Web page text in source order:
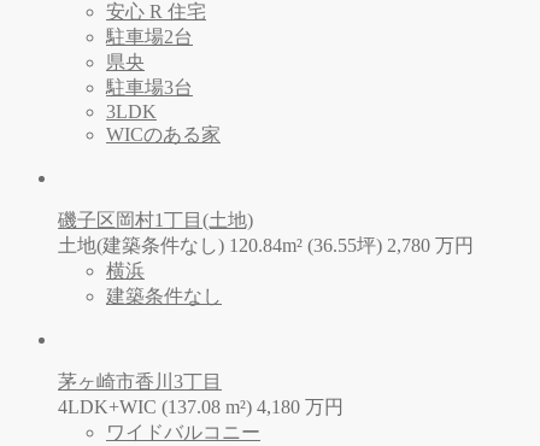
安心 R 住宅
駐車場2台
県央
駐車場3台
3LDK
WICのある家
磯子区岡村1丁目(土地)
土地(建築条件なし) 120.84m² (36.55坪) 2,780 万円
横浜
建築条件なし
茅ヶ崎市香川3丁目
4LDK+WIC (137.08 m²) 4,180 万円
ワイドバルコニー